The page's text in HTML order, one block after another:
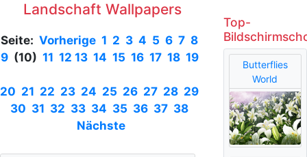
Landschaft Wallpapers
Seite:Vorherige 1 2 3 4 5 6 7 8
9(10) 11 12 13 14 15 16 17 18 19
20 21 22 23 24 25 26 27 28 29
30 31 32 33 34 35 36 37 38
Nächste
Top-
Butterflies
World